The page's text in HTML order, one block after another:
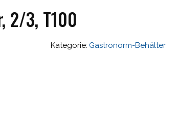
2/3, T100
Kategorie: Gastronorm-Behälter